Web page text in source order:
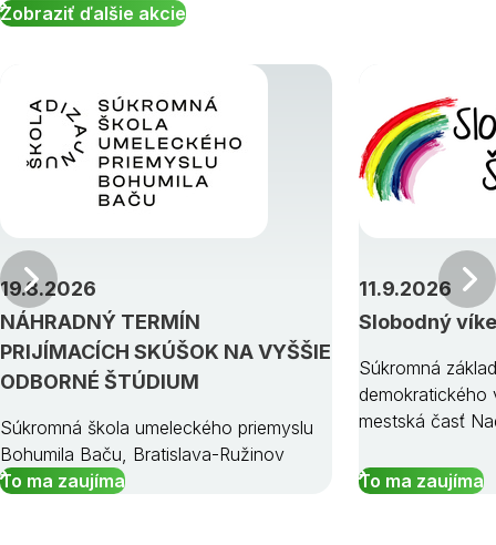
Zobraziť ďalšie akcie
NÁHRADNÝ TERMÍN
PRIJÍMACÍCH SKÚŠOK NA VYŠŠIE
ODBORNÉ ŠTÚDIUM
19.8.2026
Súkromná škola umeleckého priemyslu
Bohumila Baču, Bratislava-Ružinov
To ma zaujíma
Slobodný
11.9.2026
Súkromná
demokratického
mestská časť
To ma zaujíma
Predchádzajúci